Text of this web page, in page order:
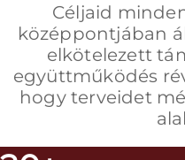
Céljaid
középpontjában
elkötelezett
együttműködés
hogy terveidet